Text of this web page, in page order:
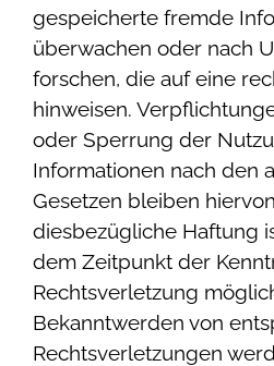
gespeicherte fremde
überwachen oder nach
forschen, die auf eine
hinweisen.
oder Sperrung der
Informationen nach den
Gesetzen bleiben
diesbezügliche Haftung
dem Zeitpunkt der
Rechtsverletzung
Bekanntwerden von
Rechtsverletzungen